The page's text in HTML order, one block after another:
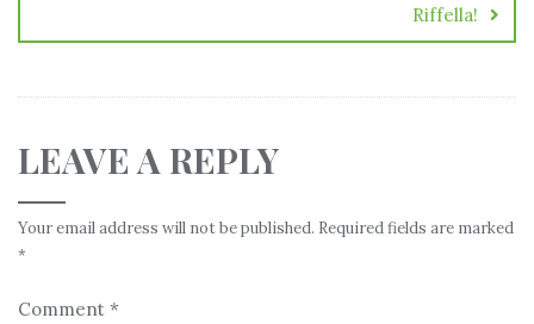
Riffella!
LEAVE A REPLY
Your email address will not be published. Required fields are marked
*
Comment *